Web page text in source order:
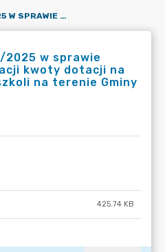
ZARZĄDZENIE NR 234/2025 W SPRAWIE DODATOWEJ AKTUALIZACJI KWOTY DOTACJI NA ROK 2025 DLA PRZEDSZKOLI NA TERENIE GMINY BORONÓW
w sprawie
kwoty dotacji na
na terenie Gminy
425.74 KB